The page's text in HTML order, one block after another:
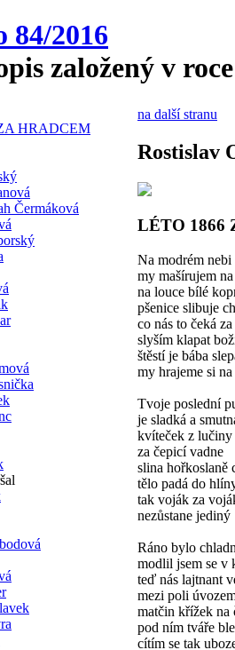
založený v
HRADCEM
Čermáková
na další stranu
Rostislav
LÉTO 1866
Na modrém
my mašírujem na
na louce bílé
pšenice slibuje
co nás to čeká
slyším klapat
štěstí je bába
my hrajeme si
Tvoje poslední
je sladká a
kvíteček z lučiny
za čepicí vadne
slina hořkoslaně
tělo padá do
tak voják za
nezůstane jediný
Ráno bylo
modlil jsem se v
teď nás lajtnant
mezi poli
matčin křížek na
pod ním tváře
cítím se tak